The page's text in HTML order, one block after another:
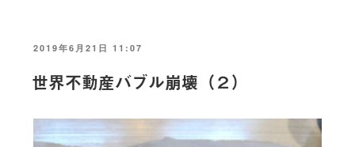
投
2019年6月21日 11:07
世界不動産バブル崩壊（２）